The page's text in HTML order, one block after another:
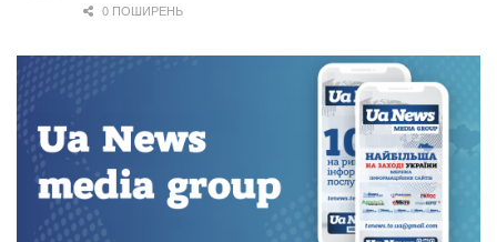
0 ПОШИРЕНЬ